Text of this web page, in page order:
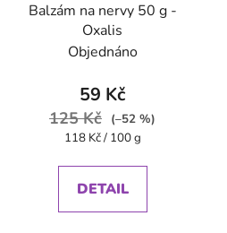
Balzám na nervy 50 g -
Oxalis
Objednáno
59 Kč
125 Kč
(–52 %)
Měrná
118 Kč / 100 g
DETAIL